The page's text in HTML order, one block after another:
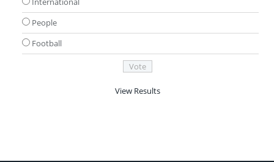
People
Football
View Results